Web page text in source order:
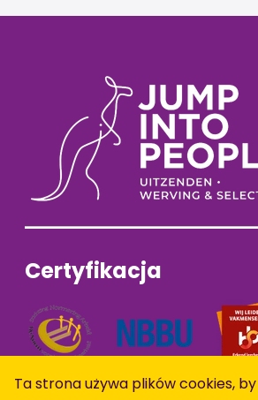
Certyfikacja
Ta strona używa plików cookies,